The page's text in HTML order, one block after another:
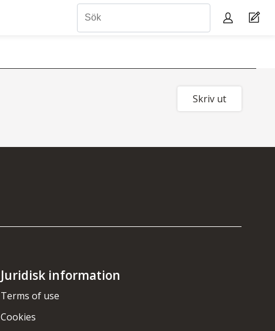
Skriv ut
Juridisk information
Terms of use
Cookies